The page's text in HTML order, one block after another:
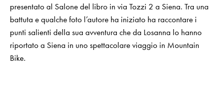
presentato al Salone del libro in via Tozzi 2 a Siena. Tra una
battuta e qualche foto l’autore ha iniziato ha raccontare i
punti salienti della sua avventura che da Losanna lo hanno
riportato a Siena in uno spettacolare viaggio in Mountain
Bike.